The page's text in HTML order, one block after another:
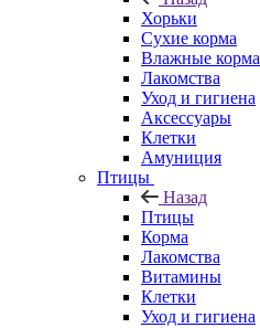
Хорьки
Сухие корма
Влажные корма
Лакомства
Уход и гигиена
Аксессуары
Клетки
Амуниция
Птицы
Назад
Птицы
Корма
Лакомства
Витамины
Клетки
Уход и гигиена